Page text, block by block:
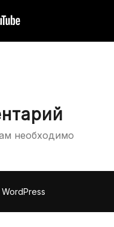
необходимо